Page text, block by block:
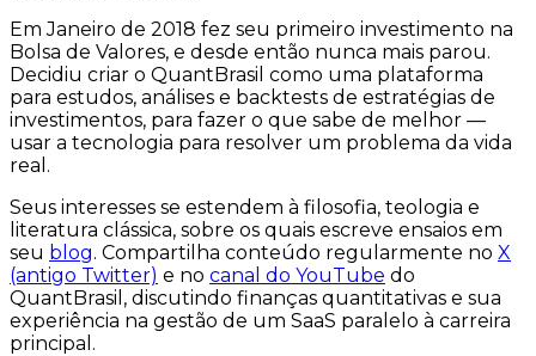
Em Janeiro de 2018 fez seu primeiro investimento na
Bolsa de Valores, e desde então nunca mais parou.
Decidiu criar o QuantBrasil como uma plataforma
para estudos, análises e backtests de estratégias de
investimentos, para fazer o que sabe de melhor —
usar a tecnologia para resolver um problema da vida
real.
Seus interesses se estendem à filosofia, teologia e
literatura clássica, sobre os quais escreve ensaios em
seu blog. Compartilha conteúdo regularmente no X
(antigo Twitter) e no canal do YouTube do
QuantBrasil, discutindo finanças quantitativas e sua
experiência na gestão de um SaaS paralelo à carreira
principal.